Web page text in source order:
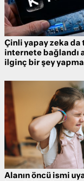
Çinli yapay zeka da
internete bağlandı
ilginç bir şey
Alanın öncü ismi